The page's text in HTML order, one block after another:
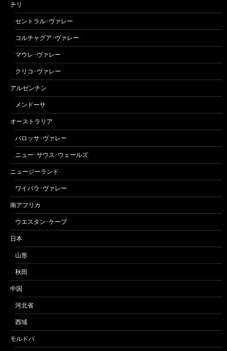
チリ
セントラル･ヴァレー
コルチャグア･ヴァレー
マウレ･ヴァレー
クリコ･ヴァレー
アルゼンチン
メンドーサ
オーストラリア
バロッサ･ヴァレー
ニュー･サウス･ウェールズ
ニュージーランド
ワイパラ･ヴァレー
南アフリカ
ウエスタン･ケープ
日本
山形
秋田
中国
河北省
西域
モルドバ